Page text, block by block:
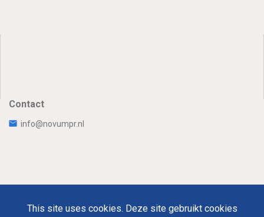
Contact
info@novumpr.nl